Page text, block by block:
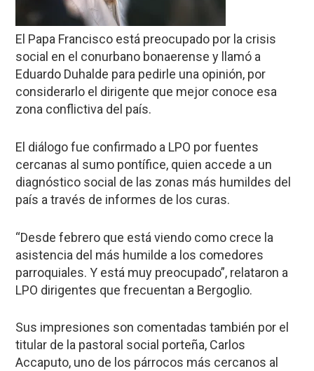
El Papa Francisco está preocupado por la crisis
social en el conurbano bonaerense y llamó a
Eduardo Duhalde para pedirle una opinión, por
considerarlo el dirigente que mejor conoce esa
zona conflictiva del país.
El diálogo fue confirmado a LPO por fuentes
cercanas al sumo pontífice, quien accede a un
diagnóstico social de las zonas más humildes del
país a través de informes de los curas.
“Desde febrero que está viendo como crece la
asistencia del más humilde a los comedores
parroquiales. Y está muy preocupado”, relataron a
LPO dirigentes que frecuentan a Bergoglio.
Sus impresiones son comentadas también por el
titular de la pastoral social porteña, Carlos
Accaputo, uno de los párrocos más cercanos al